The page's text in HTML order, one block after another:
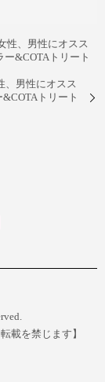
性、男性にオスス
&COTAトリート
、男性にオスス
トリート
載を禁じます】